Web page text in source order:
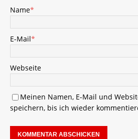
Name*
E-Mail*
Webseite
Meinen Namen, E-Mail und
speichern, bis ich wieder